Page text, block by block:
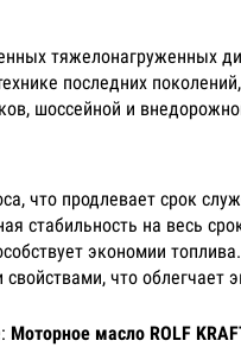
тяжелонагруженных
последних
шоссейной и
что продлевает срок
стабильность на весь
экономии топлива.
что облегчает
Моторное масло ROLF